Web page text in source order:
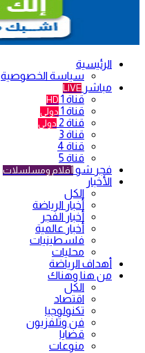
الرئيسية
سياسة الخصوصية
مباشر LIVE
قناة 1 HD
قناة 1 دولي
قناة 2 دولي
قناة 3
قناة 4
قناة 5
فجر شو أفلام ومسلسلات
الأخبار
الكل
أخبار الرياضة
أخبار الفجر
أخبار عالمية
فلسطينيات
محليات
أهداف الرياضة
من هنا وهناك
الكل
اقتصاد
تكنولوجيا
فن وتلفزيون
قضايا
منوعات